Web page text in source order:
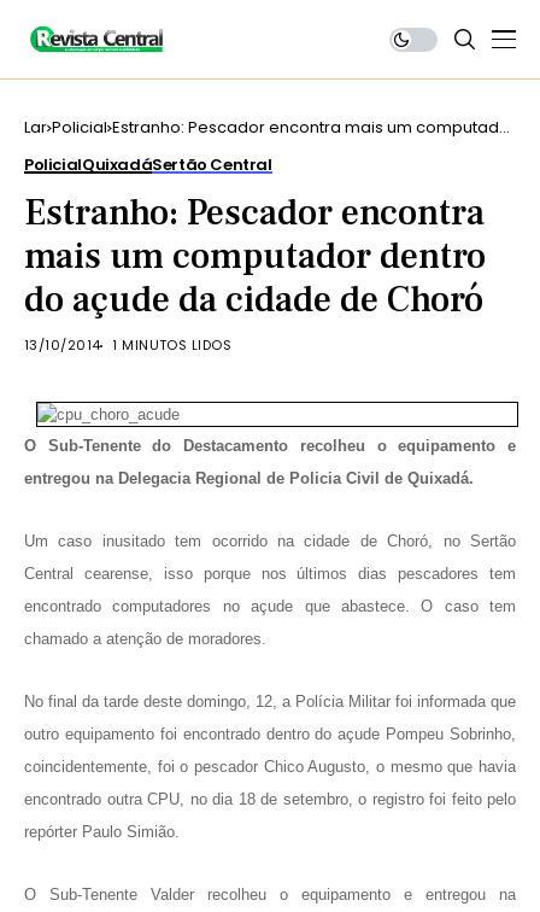
Lar Policial Estranho: Pescador encontra mais um computador
PolicialQuixadáSertão Central
Estranho: Pescador encontra
mais um computador dentro
do açude da cidade de Choró
13/10/2014 1 MINUTOS LIDOS
O Sub-Tenente do Destacamento recolheu o equipamento e
entregou na Delegacia Regional de Policia Civil de Quixadá.
Um caso inusitado tem ocorrido na cidade de Choró, no Sertão
Central cearense, isso porque nos últimos dias pescadores tem
encontrado computadores no açude que abastece. O caso tem
chamado a atenção de moradores.
No final da tarde deste domingo, 12, a Polícia Militar foi informada que
outro equipamento foi encontrado dentro do açude Pompeu Sobrinho,
coincidentemente, foi o pescador Chico Augusto, o mesmo que havia
encontrado outra CPU, no dia 18 de setembro, o registro foi feito pelo
repórter Paulo Simião.
O Sub-Tenente Valder recolheu o equipamento e entregou na